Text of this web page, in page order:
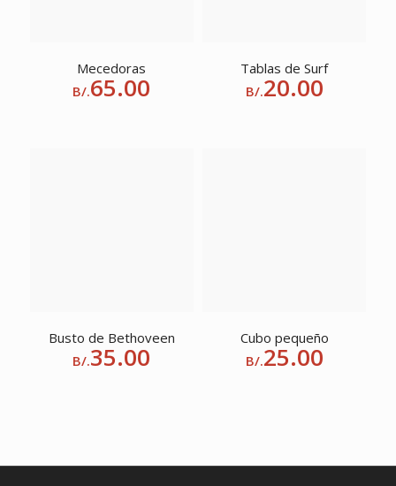
Mecedoras
B/.65.00
Tablas de Surf
B/.20.00
Busto de Bethoveen
B/.35.00
Cubo pequeño
B/.25.00